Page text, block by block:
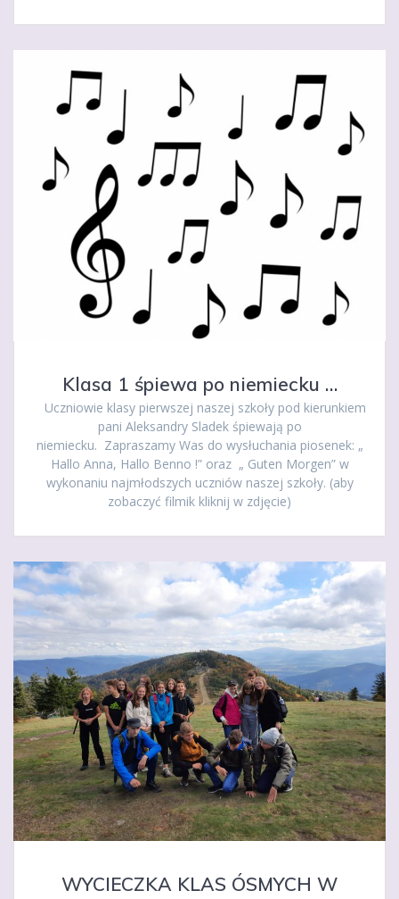
Klasa 1 śpiewa po niemiecku …
Uczniowie klasy pierwszej naszej szkoły pod kierunkiem
pani Aleksandry Sladek śpiewają po
niemiecku. Zapraszamy Was do wysłuchania piosenek: „
Hallo Anna, Hallo Benno !” oraz „ Guten Morgen” w
wykonaniu najmłodszych uczniów naszej szkoły. (aby
zobaczyć filmik kliknij w zdjęcie)
WYCIECZKA KLAS ÓSMYCH W